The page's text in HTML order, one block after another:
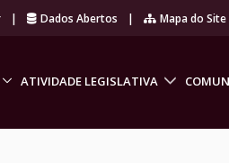
| Dados Abertos | Mapa do Site
ATIVIDADE LEGISLATIVA